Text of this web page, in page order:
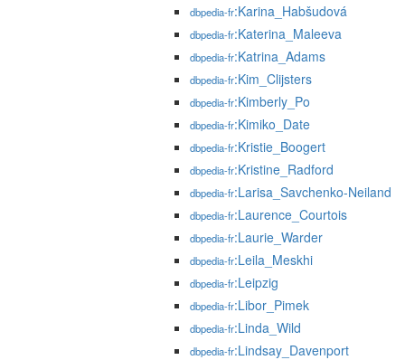
dbpedia-fr:Karina_Habšudová
dbpedia-fr:Katerina_Maleeva
dbpedia-fr:Katrina_Adams
dbpedia-fr:Kim_Clijsters
dbpedia-fr:Kimberly_Po
dbpedia-fr:Kimiko_Date
dbpedia-fr:Kristie_Boogert
dbpedia-fr:Kristine_Radford
dbpedia-fr:Larisa_Savchenko-Neiland
dbpedia-fr:Laurence_Courtois
dbpedia-fr:Laurie_Warder
dbpedia-fr:Leila_Meskhi
dbpedia-fr:Leipzig
dbpedia-fr:Libor_Pimek
dbpedia-fr:Linda_Wild
dbpedia-fr:Lindsay_Davenport